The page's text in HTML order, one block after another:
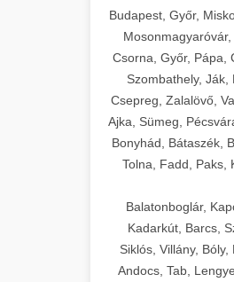
klinika
Technikák és
érdeklődésének
drámai
fellendülési
🎮 19. AI
Meta
Fejlett AI-
hirdetési
Optimalizálja
AI
🍞 20.
Professzionális
tésztakeverő
Masszív
🔪 21.
Ipari hús- és
Budapest, Győr,
Csorna, Győr, Pápa,
Szombathely, Ják,
Csepreg, Zalalövő,
Ajka, Sümeg,
Bonyhád, Bátaszék,
Tolna, Fadd, Paks,
Balatonboglár,
Kadarkút, Barcs,
Siklós, Villány,
Andocs, Tab,